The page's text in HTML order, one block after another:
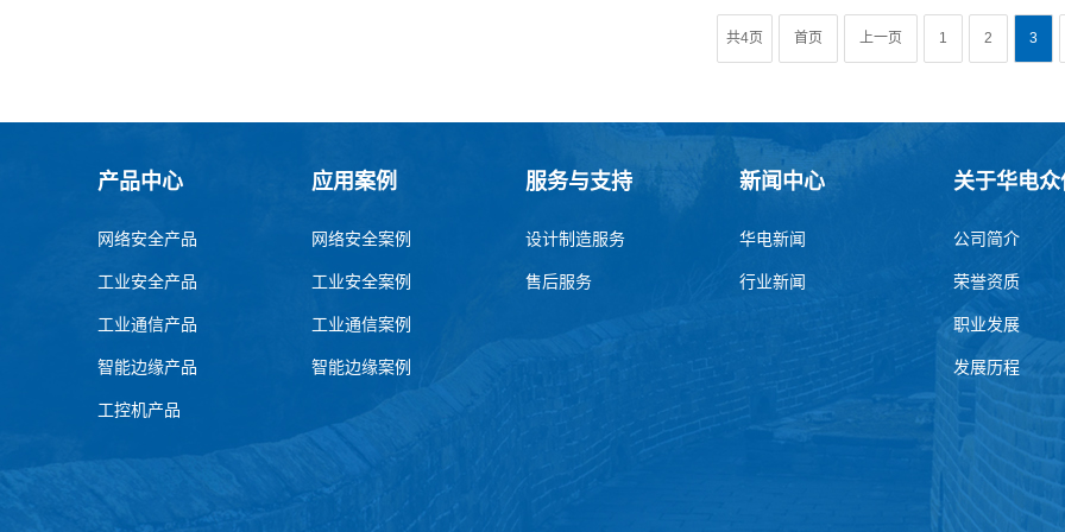
共4页 首页 上一页 1 2 3
产品中心
网络安全产品
工业安全产品
工业通信产品
智能边缘产品
工控机产品
应用案例
网络安全案例
工业安全案例
工业通信案例
智能边缘案例
服务与支持
设计制造服务
售后服务
新闻中心
华电新闻
行业新闻
关于华电众
公司简介
荣誉资质
职业发展
发展历程